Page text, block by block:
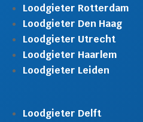
Loodgieter Rotterdam
Loodgieter Den Haag
Loodgieter Utrecht
Loodgieter Haarlem
Loodgieter Leiden
Loodgieter Delft